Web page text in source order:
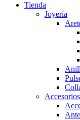
Tienda
Joyería
Accesorios